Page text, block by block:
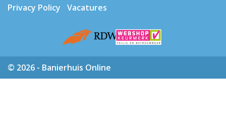
Privacy Policy
Vacatures
© 2026 - Banierhuis Online